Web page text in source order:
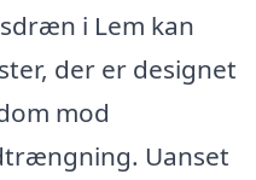
i Lem kan
der er designet
mod
Uanset